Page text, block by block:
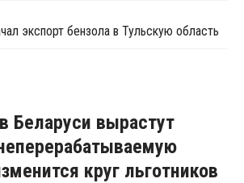
экспорт бензола в Тульскую область
Беларуси вырастут
круг льготников